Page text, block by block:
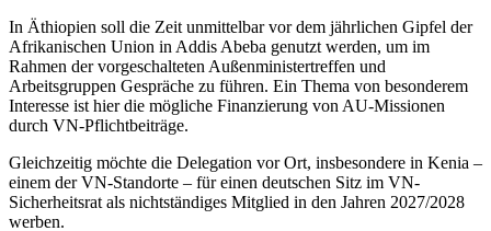
In Äthiopien soll die Zeit unmittelbar vor dem jährlichen Gipfel der
Afrikanischen Union in Addis Abeba genutzt werden, um im
Rahmen der vorgeschalteten Außenministertreffen und
Arbeitsgruppen Gespräche zu führen. Ein Thema von besonderem
Interesse ist hier die mögliche Finanzierung von AU-Missionen
durch VN-Pflichtbeiträge.
Gleichzeitig möchte die Delegation vor Ort, insbesondere in Kenia –
einem der VN-Standorte – für einen deutschen Sitz im VN-
Sicherheitsrat als nichtständiges Mitglied in den Jahren 2027/2028
werben.